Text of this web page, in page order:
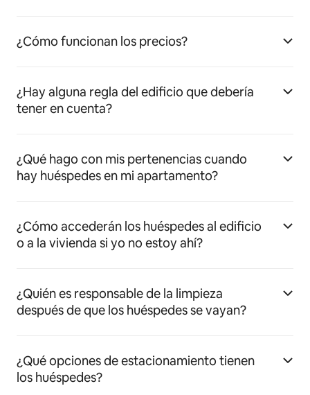
¿Cómo funcionan los precios?
¿Hay alguna regla del edificio que debería
tener en cuenta?
¿Qué hago con mis pertenencias cuando
hay huéspedes en mi apartamento?
¿Cómo accederán los huéspedes al edificio
o a la vivienda si yo no estoy ahí?
¿Quién es responsable de la limpieza
después de que los huéspedes se vayan?
¿Qué opciones de estacionamiento tienen
los huéspedes?